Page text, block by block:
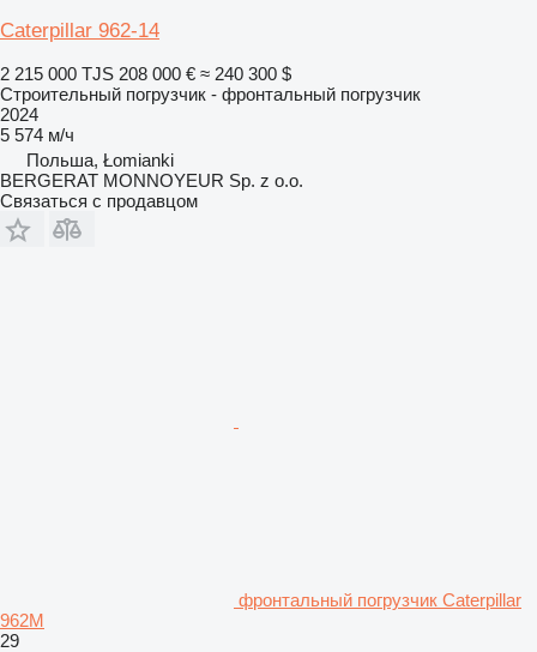
Caterpillar 962-14
2 215 000 TJS 208 000 € ≈ 240 300 $
Строительный погрузчик - фронтальный погрузчик
2024
5 574 м/ч
Польша, Łomianki
BERGERAT MONNOYEUR Sp. z o.o.
Связаться с продавцом
фронтальный погрузчик Caterpillar
962M
29